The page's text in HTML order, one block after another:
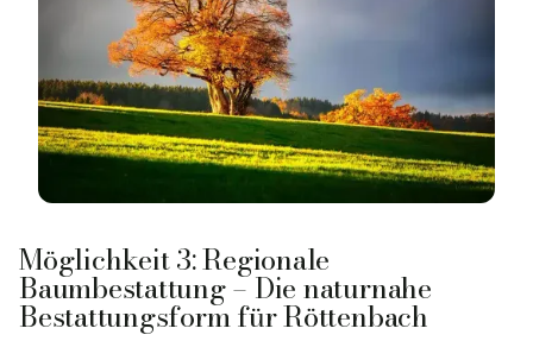
Möglichkeit 3: Regionale
Baumbestattung – Die naturnahe
Bestattungsform für Röttenbach